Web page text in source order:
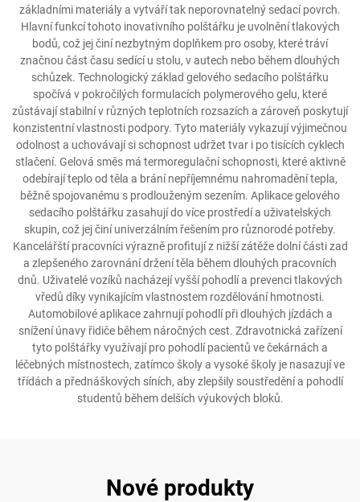
základními materiály a vytváří tak neporovnatelný sedací povrch.
Hlavní funkcí tohoto inovativního polštářku je uvolnění tlakových
bodů, což jej činí nezbytným doplňkem pro osoby, které tráví
značnou část času sedící u stolu, v autech nebo během dlouhých
schůzek. Technologický základ gelového sedacího polštářku
spočívá v pokročilých formulacích polymerového gelu, které
zůstávají stabilní v různých teplotních rozsazích a zároveň poskytují
konzistentní vlastnosti podpory. Tyto materiály vykazují výjimečnou
odolnost a uchovávají si schopnost udržet tvar i po tisících cyklech
stlačení. Gelová směs má termoregulační schopnosti, které aktivně
odebírají teplo od těla a brání nepříjemnému nahromadění tepla,
běžně spojovanému s prodlouženým sezením. Aplikace gelového
sedacího polštářku zasahují do více prostředí a uživatelských
skupin, což jej činí univerzálním řešením pro různorodé potřeby.
Kancelářští pracovníci výrazně profitují z nižší zátěže dolní části zad
a zlepšeného zarovnání držení těla během dlouhých pracovních
dnů. Uživatelé vozíků nacházejí vyšší pohodlí a prevenci tlakových
vředů díky vynikajícím vlastnostem rozdělování hmotnosti.
Automobilové aplikace zahrnují pohodlí při dlouhých jízdách a
snížení únavy řidiče během náročných cest. Zdravotnická zařízení
tyto polštářky využívají pro pohodlí pacientů ve čekárnách a
léčebných místnostech, zatímco školy a vysoké školy je nasazují ve
třídách a přednáškových síních, aby zlepšily soustředění a pohodlí
studentů během delších výukových bloků.
Nové produkty